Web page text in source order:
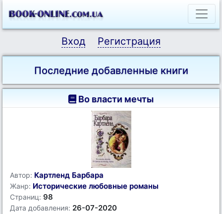
Вход Регистрация
Последние добавленные книги
Во власти мечты
Автор: Картленд Барбара
Жанр: Исторические любовные романы
Страниц: 98
Дата добавления: 26-07-2020